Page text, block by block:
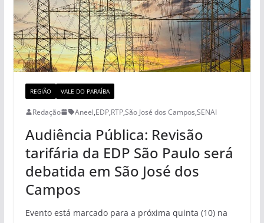
REGIÃO VALE DO PARAÍBA
Redação Aneel,EDP,RTP,São José dos Campos,SENAI
Audiência Pública: Revisão
tarifária da EDP São Paulo será
debatida em São José dos
Campos
Evento está marcado para a próxima quinta (10) na